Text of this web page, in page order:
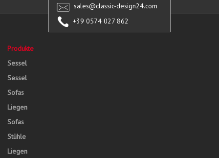
sales@classic-design24.com
+39 0574 027 862
Produkte
Sessel
Sessel
Sofas
Liegen
Sofas
Stühle
Liegen